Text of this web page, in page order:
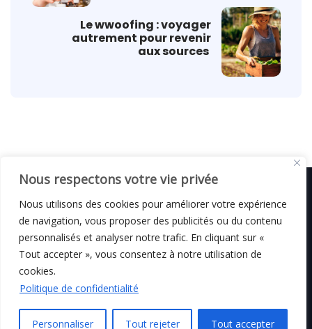
Nous respectons votre vie privée
Nous utilisons des cookies pour améliorer votre expérience
de navigation, vous proposer des publicités ou du contenu
personnalisés et analyser notre trafic. En cliquant sur «
Tout accepter », vous consentez à notre utilisation de
cookies.
Politique de confidentialité
Personnaliser Tout rejeter Tout accepter
Le wwoofing : voyager
autrement pour revenir
aux sources
© C i E M2026
Mentions légales